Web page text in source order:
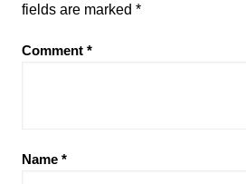
fields are marked *
Comment *
Name *